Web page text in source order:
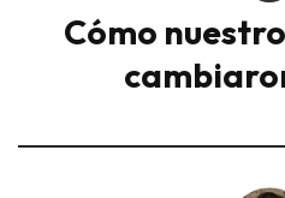
Cómo